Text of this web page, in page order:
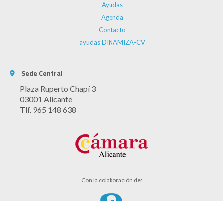
Ayudas
Agenda
Contacto
ayudas DINAMIZA-CV
Sede Central
Plaza Ruperto Chapí 3
03001 Alicante
Tlf. 965 148 638
Con la colaboración de: